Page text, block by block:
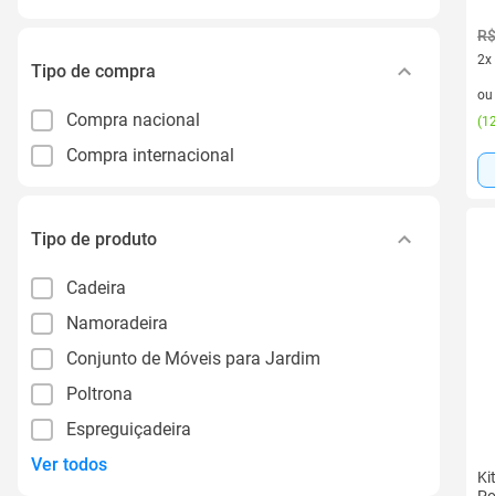
Tipo de compra
Compra nacional
Compra internacional
Tipo de produto
Cadeira
Namoradeira
Conjunto de Móveis para Jardim
Poltrona
Espreguiçadeira
Ver todos
2x
2
ou
(